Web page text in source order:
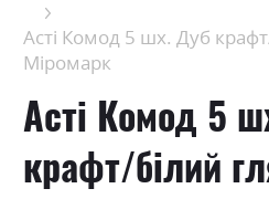
Асті Комод 5 шх. Дуб
Міромарк
Асті Комод 5
крафт/білий